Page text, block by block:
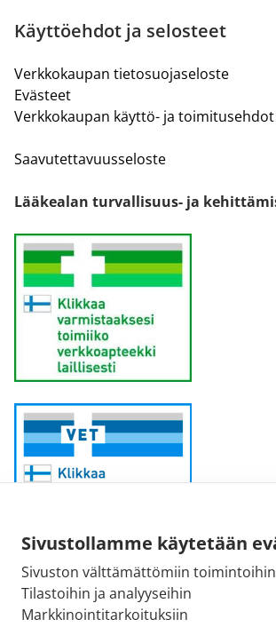
Sivustollamme käytetään
Sivuston välttämättömiin toimintoihin
Tilastoihin ja analyyseihin
Markkinointitarkoituksiin
Käyttöehdot ja selosteet
Verkkokaupan tietosuojaseloste
Evästeet
Verkkokaupan käyttö- ja toimitusehdot
Saavutettavuusseloste
Lääkealan turvallisuus- ja
Sähköpostiosoite:
kirjaamo@fimea.fi